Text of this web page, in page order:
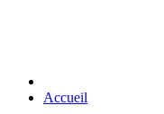
Accueil